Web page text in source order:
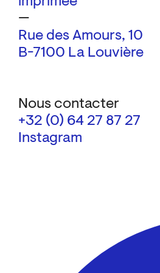
—
Rue des Amours, 10
B-7100 La Louvière
Nous contacter
+32 (0) 64 27 87 27
Instagram